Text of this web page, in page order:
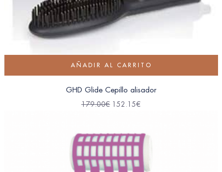
AÑADIR AL CARRITO
GHD Glide Cepillo alisador
179.00€ 152.15€